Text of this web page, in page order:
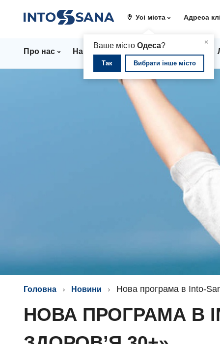
Усі міста
×
Ваше місто Одеса?
Так Вибрати інше місто
Адреса
Про нас Напрямки Стаціонар
Головна Новини Нова програма в Into-
НОВА ПРОГРАМА В